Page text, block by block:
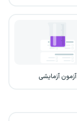
آزمون آزمایشی